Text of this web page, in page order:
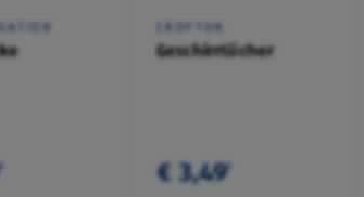
¹
CROFTON
Geschirrtücher
€ 3,49¹